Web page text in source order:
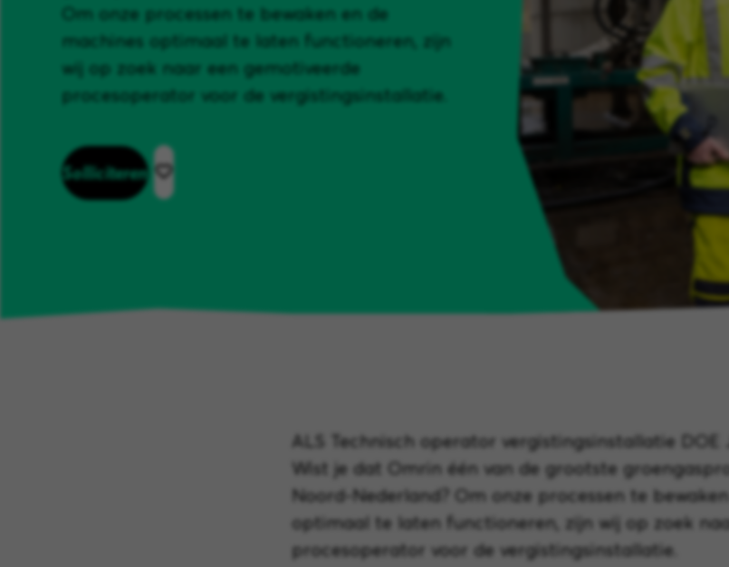
Om onze processen te bewaken en de
machines optimaal te laten functioneren, zijn
wij op zoek naar een gemotiveerde
procesoperator voor de vergistingsinstallatie.
Solliciteren
ALS Technisch operator vergistingsinstallatie DOE
Wist je dat Omrin één van de grootste
Noord-Nederland? Om onze processen te
optimaal te laten functioneren, zijn wij op zoek
procesoperator voor de vergistingsinstallatie.